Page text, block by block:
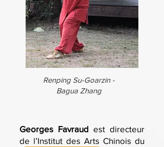
Renping Su-Goarzin -
Bagua Zhang
Georges Favraud est directeur
de l’Institut des Arts Chinois du